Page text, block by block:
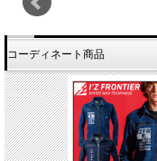
コーディネート商品